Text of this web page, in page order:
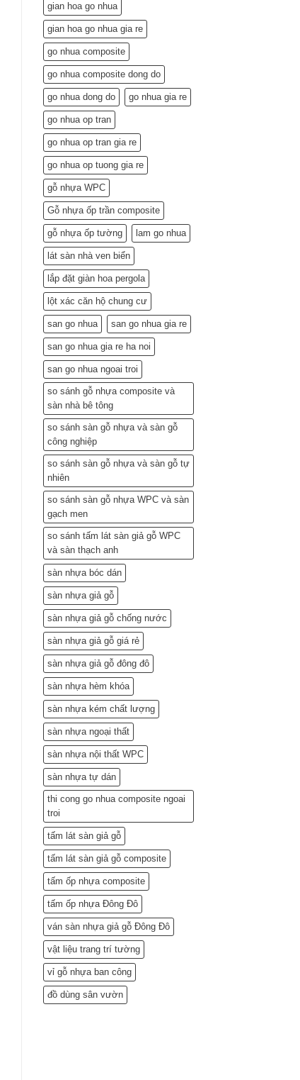
Khỏe
Quyết
Chọn
gian hoa go nhua
gian hoa go nhua gia re
go nhua composite
go nhua composite dong do
go nhua dong do go nhua gia re
go nhua op tran
go nhua op tran gia re
go nhua op tuong gia re
gỗ nhựa WPC
Gỗ nhựa ốp trần composite
gỗ nhựa ốp tường lam go nhua
lát sàn nhà ven biển
lắp đặt giàn hoa pergola
lột xác căn hộ chung cư
san go nhua san go nhua gia re
san go nhua gia re ha noi
san go nhua ngoai troi
so sánh gỗ nhựa composite và
sàn nhà bê tông
so sánh sàn gỗ nhựa và sàn gỗ
công nghiệp
so sánh sàn gỗ nhựa và sàn gỗ tự
nhiên
so sánh sàn gỗ nhựa WPC và sàn
gạch men
so sánh tấm lát sàn giả gỗ WPC
và sàn thạch anh
sàn nhựa bóc dán
sàn nhựa giả gỗ
sàn nhựa giả gỗ chống nước
sàn nhựa giả gỗ giá rẻ
sàn nhựa giả gỗ đông đô
sàn nhựa hèm khóa
sàn nhựa kém chất lượng
sàn nhựa ngoại thất
sàn nhựa nội thất WPC
sàn nhựa tự dán
thi cong go nhua composite ngoai
troi
tấm lát sàn giả gỗ
tấm lát sàn giả gỗ composite
tấm ốp nhựa composite
tấm ốp nhựa Đông Đô
ván sàn nhựa giả gỗ Đông Đô
vật liệu trang trí tường
vỉ gỗ nhựa ban công
đồ dùng sân vườn